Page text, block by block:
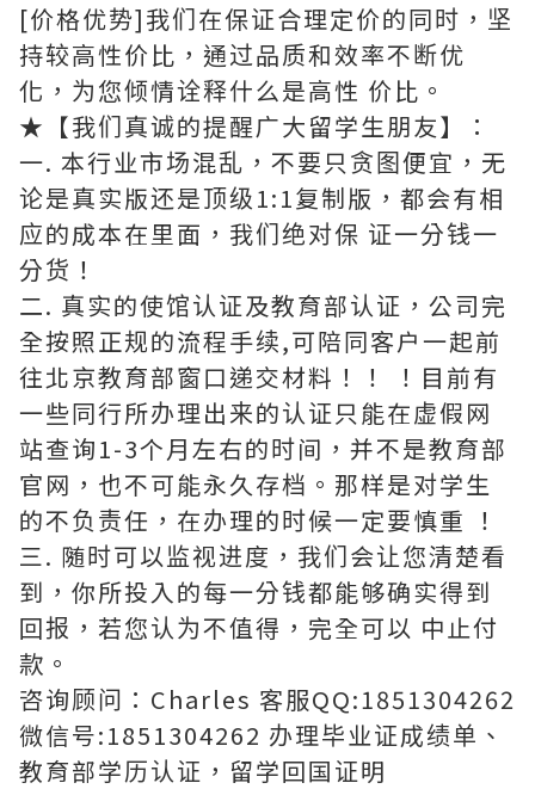
[价格优势]我们在保证合理定价的同时，坚
持较高性价比，通过品质和效率不断优
化，为您倾情诠释什么是高性 价比。
★【我们真诚的提醒广大留学生朋友】：
一. 本行业市场混乱，不要只贪图便宜，无
论是真实版还是顶级1:1复制版，都会有相
应的成本在里面，我们绝对保 证一分钱一
分货！
二. 真实的使馆认证及教育部认证，公司完
全按照正规的流程手续,可陪同客户一起前
往北京教育部窗口递交材料！！ ！目前有
一些同行所办理出来的认证只能在虚假网
站查询1-3个月左右的时间，并不是教育部
官网，也不可能永久存档。那样是对学生
的不负责任，在办理的时候一定要慎重 ！
三. 随时可以监视进度，我们会让您清楚看
到，你所投入的每一分钱都能够确实得到
回报，若您认为不值得，完全可以 中止付
款。
咨询顾问：Charles 客服QQ:1851304262
微信号:1851304262 办理毕业证成绩单、
教育部学历认证，留学回国证明